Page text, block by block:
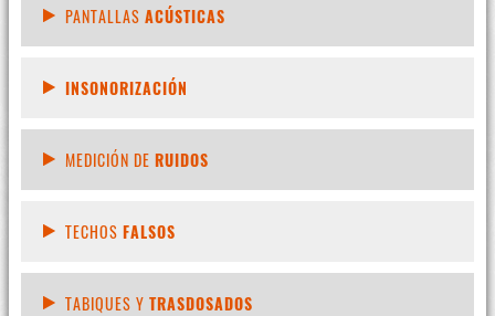
PANTALLAS ACÚSTICAS
INSONORIZACIÓN
MEDICIÓN DE RUIDOS
TECHOS FALSOS
TABIQUES Y TRASDOSADOS